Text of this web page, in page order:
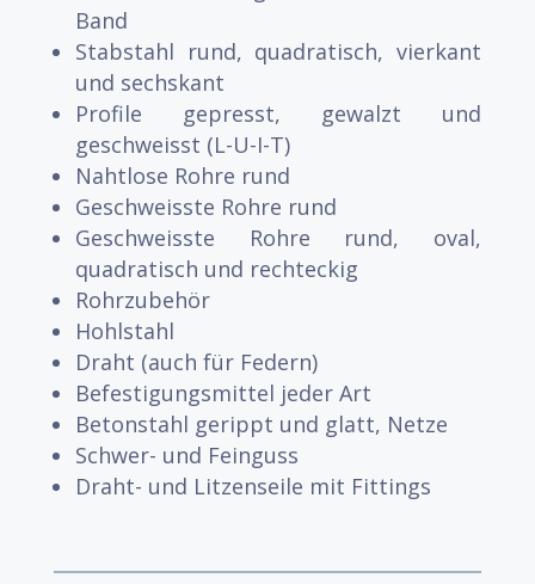
Band
Stabstahl rund, quadratisch, vierkant
und sechskant
Profile gepresst, gewalzt und
geschweisst (L-U-I-T)
Nahtlose Rohre rund
Geschweisste Rohre rund
Geschweisste Rohre rund, oval,
quadratisch und rechteckig
Rohrzubehör
Hohlstahl
Draht (auch für Federn)
Befestigungsmittel jeder Art
Betonstahl gerippt und glatt, Netze
Schwer- und Feinguss
Draht- und Litzenseile mit Fittings